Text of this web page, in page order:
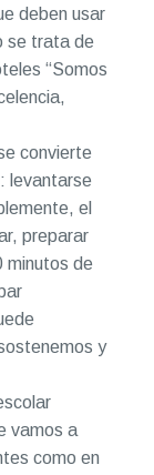
deben usar
se trata de
“Somos
convierte
levantarse
el
preparar
minutos de
y
vamos a
como en